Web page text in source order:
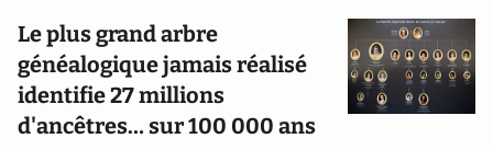
Le plus grand arbre
généalogique jamais réalisé
identifie 27 millions
d'ancêtres… sur 100 000 ans